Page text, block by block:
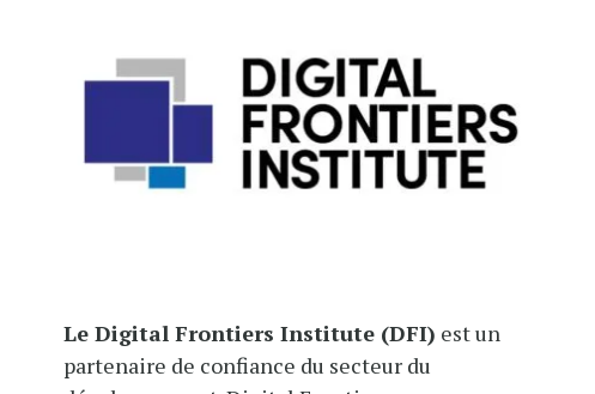
Le Digital Frontiers Institute (DFI) est un
partenaire de confiance du secteur du